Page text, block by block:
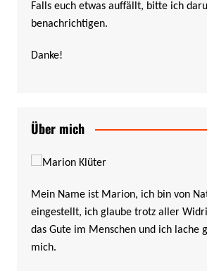
Falls euch etwas auffällt, bitte ich
benachrichtigen.
Danke!
Über mich
Mein Name ist Marion, ich bin von
eingestellt, ich glaube trotz aller
das Gute im Menschen und ich lache
mich.